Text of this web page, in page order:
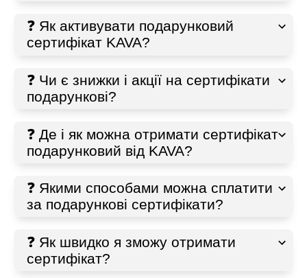
❓ Як активувати подарунковий
сертифікат KAVA?
❓ Чи є знижки і акції на сертифікати
подарункові?
❓ Де і як можна отримати сертифікат
подарунковий від KAVA?
❓ Якими способами можна сплатити
за подарункові сертифікати?
❓ Як швидко я зможу отримати
сертифікат?